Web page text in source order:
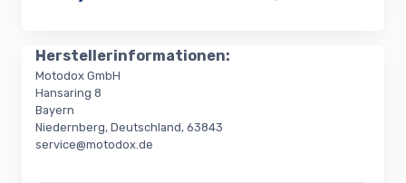
Herstellerinformationen:
Motodox GmbH
Hansaring 8
Bayern
Niedernberg, Deutschland, 63843
service@motodox.de